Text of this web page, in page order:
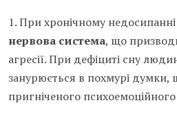
1. При хронічному недосипанні
нервова система, що
агресії. При дефіциті сну
занурюється в похмурі
пригніченого психоемоційного